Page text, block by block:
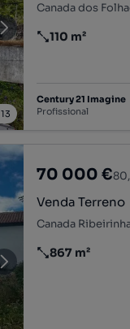
13
Canada dos
Preço por
110 m²
Century 21 Imagine
Profissional
70 000 €
Venda Terreno
Canada
Preço por
867 m²